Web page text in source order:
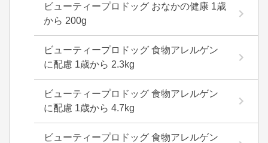
ビューティープロドッグ おなかの健康 1歳
から 200g
ビューティープロドッグ 食物アレルゲン
に配慮 1歳から 2.3kg
ビューティープロドッグ 食物アレルゲン
に配慮 1歳から 4.7kg
ビューティープロドッグ 食物アレルゲン